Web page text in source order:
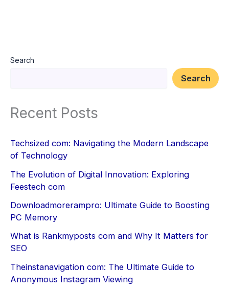
Search
Search
Recent Posts
Techsized com: Navigating the Modern Landscape
of Technology
The Evolution of Digital Innovation: Exploring
Feestech com
Downloadmorerampro: Ultimate Guide to Boosting
PC Memory
What is Rankmyposts com and Why It Matters for
SEO
Theinstanavigation com: The Ultimate Guide to
Anonymous Instagram Viewing